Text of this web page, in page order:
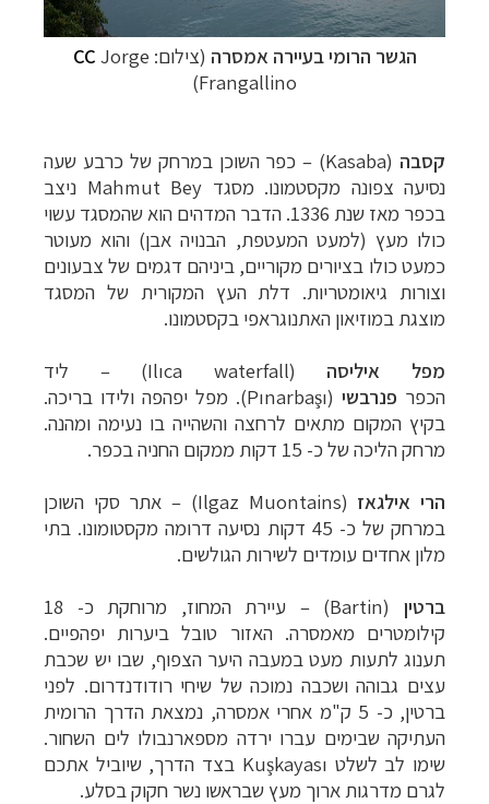
הגשר הרומי בעיירה אמסרה (צילום: CC Jorge
Frangallino)
קסבה
(Kasaba) – כפר השוכן במרחק של כרבע שעה
נסיעה צפונה מקסטמונו. מסגד Mahmut Bey ניצב
בכפר מאז שנת 1336. הדבר המדהים הוא שהמסגד עשוי
כולו מעץ (למעט המעטפת, הבנויה אבן) והוא מעוטר
כמעט כולו בציורים מקוריים, ביניהם דגמים של צבעונים
וצורות גיאומטריות. דלת העץ המקורית של המסגד
מוצגת במוזיאון האתנוגראפי בקסטמונו.
מפל איליסה
(Ilıca waterfall) – ליד
הכפר פנרבשי
(Pınarbaşı). מפל יפהפה ולידו בריכה.
בקיץ המקום מתאים לרחצה והשהייה בו נעימה ומהנה.
מרחק הליכה של כ- 15 דקות ממקום החניה בכפר.
הרי אילגאז
(Ilgaz Muontains) – אתר סקי השוכן
במרחק של כ- 45 דקות נסיעה דרומה מקסטומונו. בתי
מלון אחדים עומדים לשירות הגולשים.
ברטין
(Bartin) – עיירת המחוז, מרוחקת כ- 18
קילומטרים מאמסרה. האזור טובל ביערות יפהפיים.
תענוג לתעות מעט במעבה היער הצפוף, שבו יש שכבת
עצים גבוהה ושכבה נמוכה של שיחי רודודנדרום. לפני
ברטין, כ- 5 ק"מ אחרי אמסרה, נמצאת הדרך הרומית
העתיקה שבימים עברו ירדה מספארנבולו לים השחור.
שימו לב לשלט Kuşkayası בצד הדרך, שיוביל אתכם
לגרם מדרגות ארוך מעץ שבראשו נשר חקוק בסלע.